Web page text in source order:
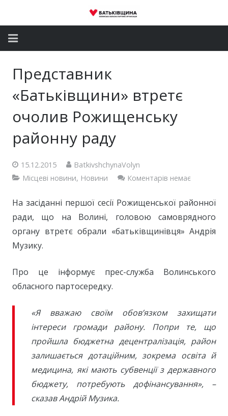
Новини
Депутатський корпус
Контакти
Представник
«Батьківщини» втретє
очолив Рожищенську
районну раду
15.12.2015
BatkivshchynaVolyn
Місцеві новини, Новини Коментарів немає
На засіданні першої сесії Рожищенської районної
ради, що на Волині, головою самоврядного
органу втретє обрали «батьківщинівця» Андрія
Музику.
Про це інформує прес-служба Волинського
обласного партосередку.
«Я вважаю своїм обов’язком захищати
інтереси громади району. Попри те, що
пройшла бюджетна децентралізація, район
залишається дотаційним, зокрема освіта й
медицина, які мають субвенції з державного
бюджету, потребують дофінансування», –
сказав Андрій Музика.